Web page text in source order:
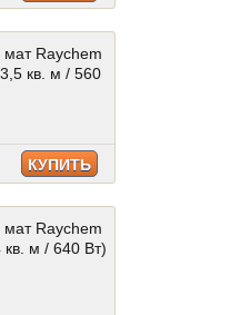
мат Raychem
кв. м / 560
КУПИТЬ
мат Raychem
м / 640 Вт)